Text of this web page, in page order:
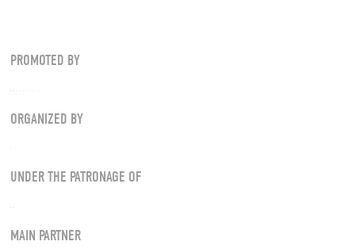
PROMOTED BY
ORGANIZED BY
UNDER THE PATRONAGE OF
MAIN PARTNER